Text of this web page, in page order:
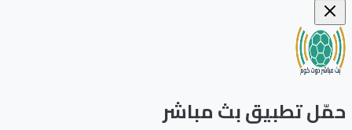
تطبيق بث مباشر